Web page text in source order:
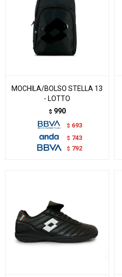
MOCHILA/BOLSO STELLA 13
- LOTTO
$ 990
$ 693
$ 743
$ 792